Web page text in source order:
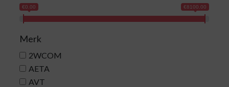
€0.00 €8100.00
Merk
2WCOM
AETA
AVT